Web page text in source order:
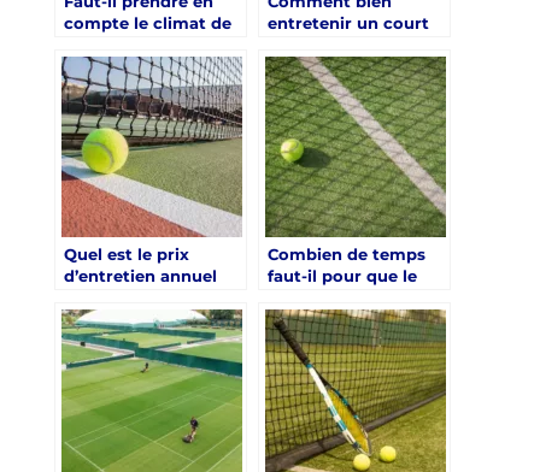
compte le climat de
construction d’un
court de tennis ?
entretenir un court
Raphaël après sa
construction ?
Quel est le prix
d’entretien annuel
à Saint-Raphaël ?
Combien de temps
faut-il pour que le
Saint-Raphaël soit
prêt à l’usage après
la construction ?